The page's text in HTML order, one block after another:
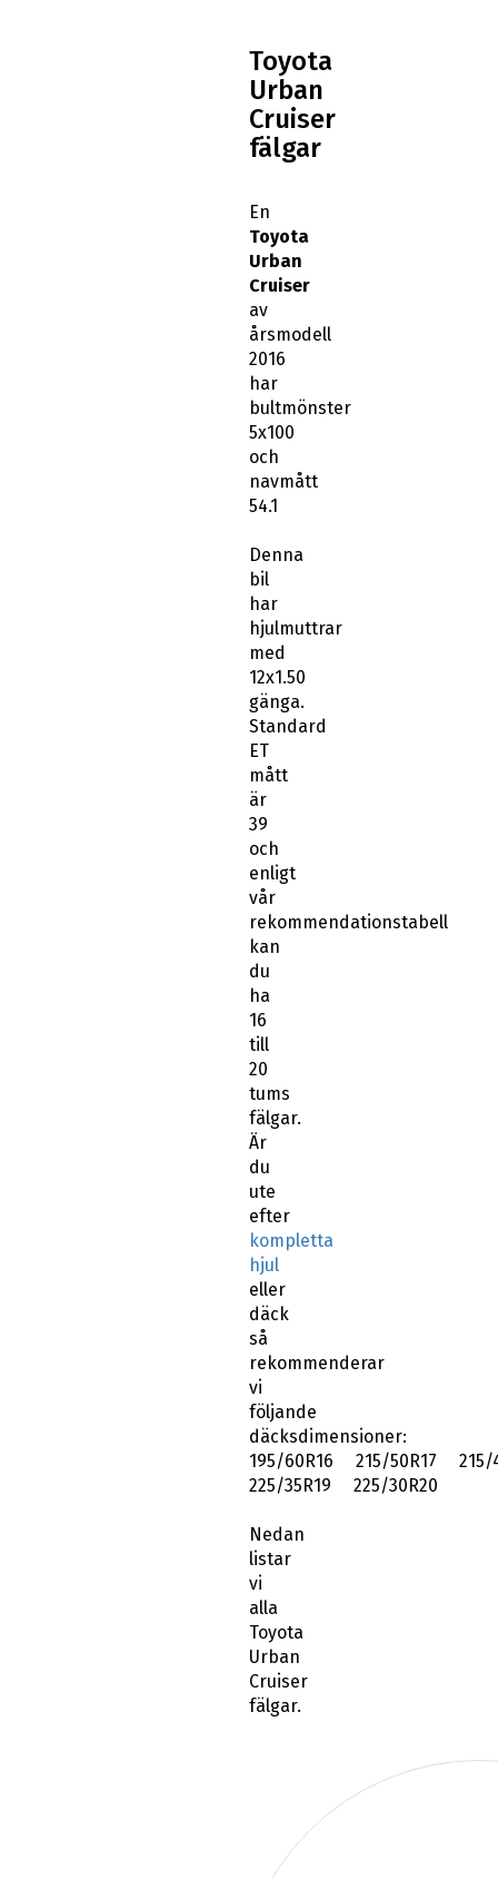
Toyota
Urban
Cruiser
fälgar
En
Toyota
Urban
Cruiser
av
årsmodell
2016
har
bultmönster
5x100
och
navmått
54.1
Denna
bil
har
hjulmuttrar
med
12x1.50
gänga.
Standard
ET
mått
är
39
och
enligt
vår
rekommendationstabell
kan
du
ha
16
till
20
tums
fälgar.
Är
du
ute
efter
kompletta
hjul
eller
däck
så
rekommenderar
vi
följande
däcksdimensioner:
195/60R16 215/50R17 215/
225/35R19 225/30R20
Nedan
listar
vi
alla
Toyota
Urban
Cruiser
fälgar.